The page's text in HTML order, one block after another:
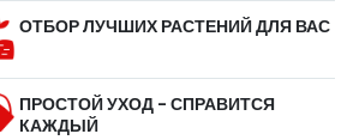
ОТБОР ЛУЧШИХ РАСТЕНИЙ ДЛЯ ВАС
ПРОСТОЙ УХОД - СПРАВИТСЯ
КАЖДЫЙ